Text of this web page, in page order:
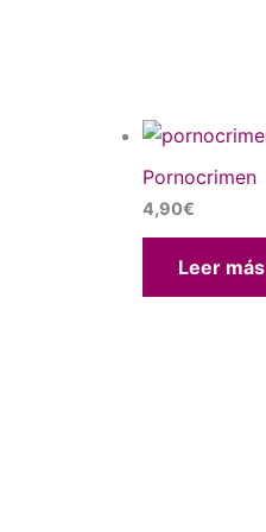
Pornocrimen
4,90€
Leer más